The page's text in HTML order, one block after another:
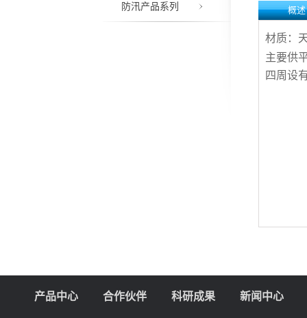
防汛产品系列 概述
材质：
主要供
四周设
产品中心 合作伙伴 科研成果 新闻中心